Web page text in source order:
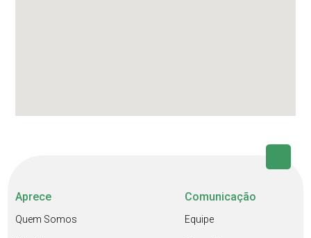
Aprece
Quem Somos
Comunicação
Equipe